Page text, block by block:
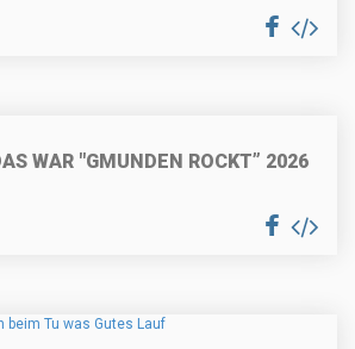
WAR "GMUNDEN ROCKT” 2026